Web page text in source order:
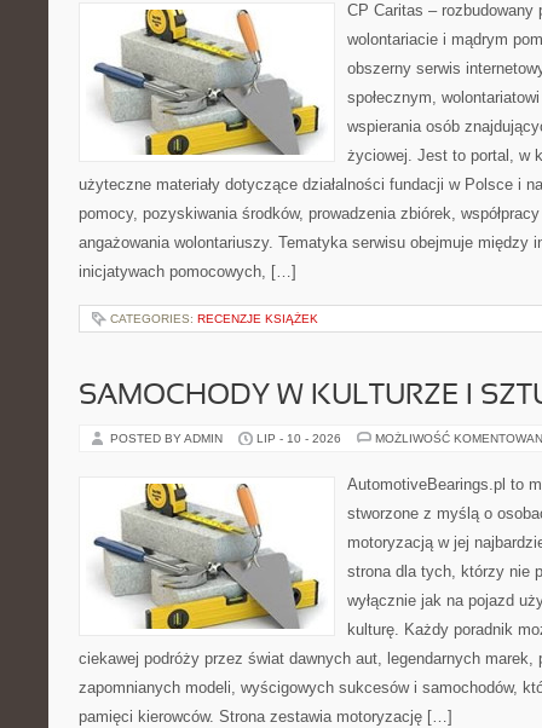
CP Caritas – rozbudowany
wolontariacie i mądrym
obszerny serwis
społecznym,
wspierania osób
życiowej. Jest to portal, w
użyteczne materiały dotyczące działalności fundacji w Polsce i
pomocy, pozyskiwania środków, prowadzenia zbiórek,
angażowania wolontariuszy. Tematyka serwisu obejmuje między
inicjatywach pomocowych, […]
CATEGORIES: RECENZJE KSIĄŻEK
SAMOCHODY W KULTURZE I
POSTED BY ADMIN LIP - 10 - 2026 MOŻLIWOŚĆ
AutomotiveBearings.pl to
stworzone z myślą o
motoryzacją w jej
strona dla tych, którzy nie
wyłącznie jak na pojazd
kulturę. Każdy poradnik
ciekawej podróży przez świat dawnych aut, legendarnych marek,
zapomnianych modeli, wyścigowych sukcesów i samochodów,
pamięci kierowców. Strona zestawia motoryzację […]